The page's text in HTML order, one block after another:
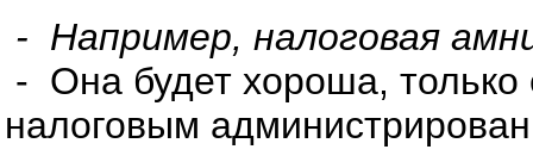
- Например, налоговая
- Она будет хороша, только
налоговым